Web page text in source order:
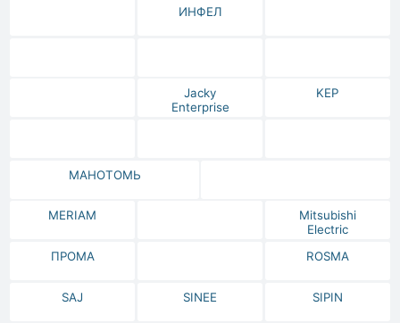
ИНФЕЛ
Jacky
Enterprise
KEP
МАНОТОМЬ
MERIAM
Mitsubishi
Electric
ПРОМА
ROSMA
SAJ SINEE SIPIN